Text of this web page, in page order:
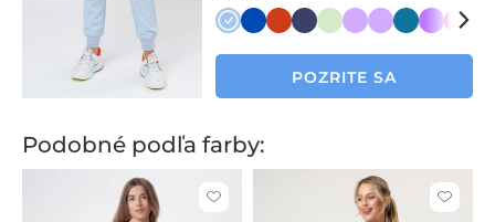
NiebieskiKrólewski
Pomarańczowy
CiemnyPistacjowy
Lawendowy
Lawendowy
Karaibski
POZRITE SA
Podobné podľa farby:
Kliknite
Kliknite